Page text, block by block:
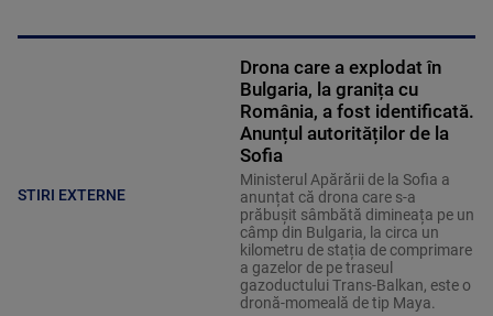
STIRI EXTERNE
Drona care a explodat în
Bulgaria, la granița cu
România, a fost identificată.
Anunțul autorităților de la
Sofia
Ministerul Apărării de la Sofia a
anunțat că drona care s-a
prăbușit sâmbătă dimineața pe un
câmp din Bulgaria, la circa un
kilometru de stația de comprimare
a gazelor de pe traseul
gazoductului Trans-Balkan, este o
dronă-momeală de tip Maya.